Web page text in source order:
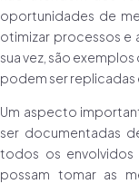
oportunidades de
otimizar processos e
sua vez, são
podem ser replicadas
Um aspecto
ser documentadas
todos os envolvidos
possam tomar as